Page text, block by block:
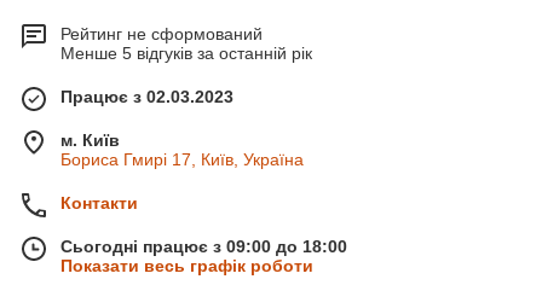
Рейтинг не сформований
Менше 5 відгуків за останній рік
Працює з 02.03.2023
м. Київ
Бориса Гмирі 17, Київ, Україна
Контакти
Сьогодні працює з 09:00 до 18:00
Показати весь графік роботи